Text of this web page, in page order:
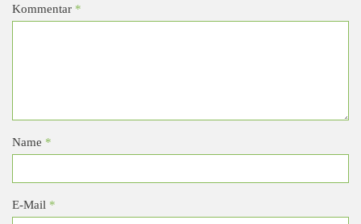
Kommentar *
Name *
E-Mail *